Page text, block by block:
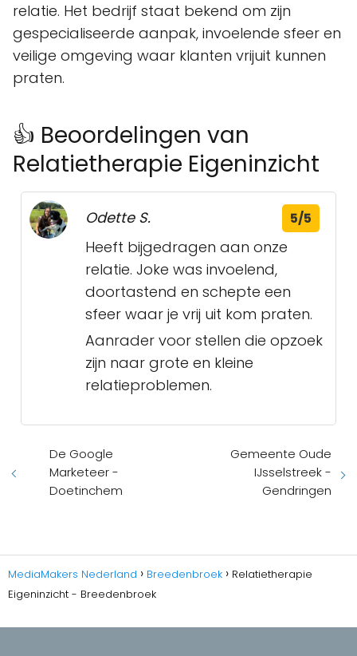
relatie. Het bedrijf staat bekend om zijn
gespecialiseerde aanpak, invoelende sfeer en
veilige omgeving waar klanten vrijuit kunnen
praten.
👍 Beoordelingen van
Relatietherapie Eigeninzicht
Odette S. 5/5
Heeft bijgedragen aan onze
relatie. Joke was invoelend,
doortastend en schepte een
sfeer waar je vrij uit kom praten.
Aanrader voor stellen die opzoek
zijn naar grote en kleine
relatieproblemen.
De Google
Marketeer -
Doetinchem
Gemeente Oude
IJsselstreek -
Gendringen
MediaMakers Nederland Breedenbroek
Relatietherapie
Eigeninzicht - Breedenbroek